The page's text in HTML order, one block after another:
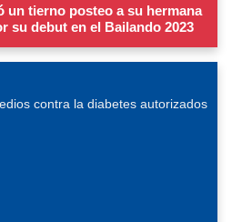
un tierno posteo a su hermana
su debut en el Bailando 2023